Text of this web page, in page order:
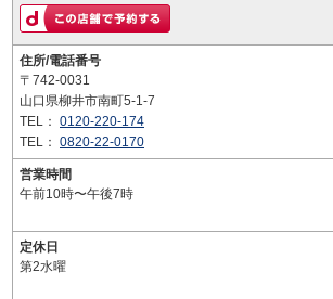
住所/電話番号
〒742-0031
山口県柳井市南町5-1-7
TEL： 0120-220-174
TEL： 0820-22-0170
営業時間
午前10時〜午後7時
定休日
第2水曜